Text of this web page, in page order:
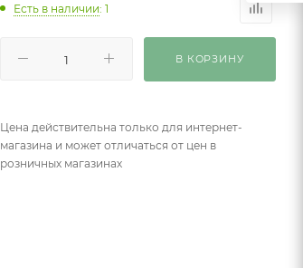
Есть в наличии: 1
В КОРЗИНУ
Цена действительна только для интернет-
магазина и может отличаться от цен в
розничных магазинах